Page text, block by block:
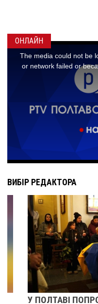
ОНЛАЙН
ВИБІР РЕДАКТОРА
У ПОЛТАВІ